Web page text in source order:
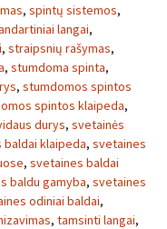
, spintų sistemos,
langai,
, straipsnių rašymas,
, stumdoma spinta,
, stumdomos spintos
spintos klaipeda,
durys, svetainės
klaipeda, svetaines
, svetaines baldai
baldu gamyba, svetaines
odiniai baldai,
, tamsinti langai,